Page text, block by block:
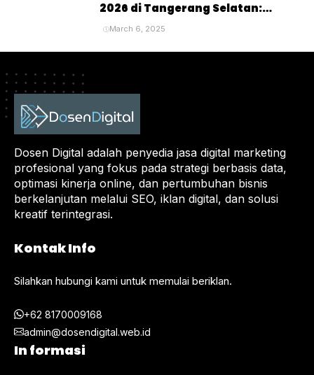
2026 di Tangerang Selatan:
Panduan Lengkap untuk Pembeli
March 6, 2025
Dosen Digital adalah penyedia jasa digital marketing
profesional yang fokus pada strategi berbasis data,
optimasi kinerja online, dan pertumbuhan bisnis
berkelanjutan melalui SEO, iklan digital, dan solusi
kreatif terintegrasi.
Kontak Info
Silahkan hubungi kami untuk memulai beriklan.
+62 8170009168
admin@dosendigital.web.id
In formasi